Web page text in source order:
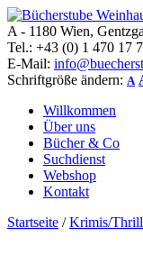
Bücherstube Weinhaus
Verkauf von seltenen
verlagsneuen Bücher.
A - 1180 Wien,
Tel.: +43 (0) 1 470 17
E-Mail:
Schriftgröße ändern: A
Willkommen
Über uns
Bücher & Co
Suchdienst
Webshop
Kontakt
Startseite /Krimis/